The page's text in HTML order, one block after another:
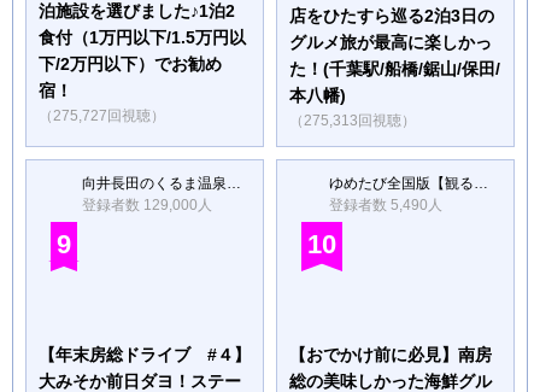
泊施設を選びました♪1泊2
食付（1万円以下/1.5万円以
下/2万円以下）でお勧め
宿！
（275,727回視聴）
店をひたすら巡る2泊3日の
グルメ旅が最高に楽しかっ
た！(千葉駅/船橋/鋸山/保田/
本八幡)
（275,313回視聴）
向井長田のくるま温泉ちゃんねる
登録者数 129,000人
9
【年末房総ドライブ #４】
大みそか前日ダヨ！ステー
ゆめたび全国版【観るガイドブック】
登録者数 5,490人
10
【おでかけ前に必見】南房
総の美味しかった海鮮グル